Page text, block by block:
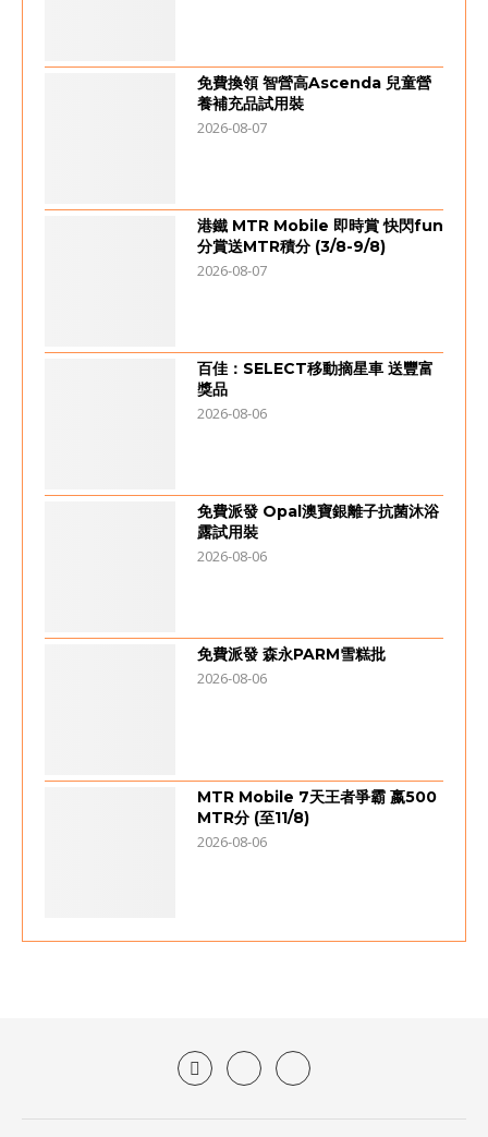
免費換領 智營高Ascenda 兒童營
養補充品試用裝
2026-08-07
港鐵 MTR Mobile 即時賞 快閃fun
分賞送MTR積分 (3/8-9/8)
2026-08-07
百佳：SELECT移動摘星車 送豐富
獎品
2026-08-06
免費派發 Opal澳寶銀離子抗菌沐浴
露試用裝
2026-08-06
免費派發 森永PARM雪糕批
2026-08-06
MTR Mobile 7天王者爭霸 嬴500
MTR分 (至11/8)
2026-08-06